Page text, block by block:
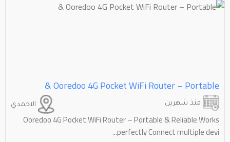
Ooredoo 4G Pocket WiFi Router – Portable &
الاحمدي منذ شهرين
Ooredoo 4G Pocket WiFi Router – Portable & Reliable Works
perfectly Connect multiple devi...